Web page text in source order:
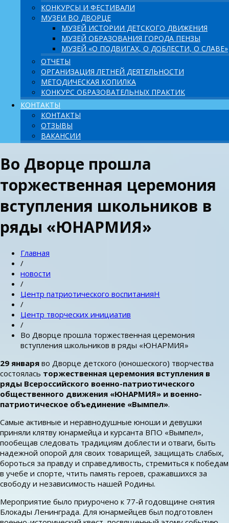
КОНКУРСЫ И ФЕСТИВАЛИ
МУЗЕИ ВО ДВОРЦЕ
МУЗЕЙ ИСТОРИИ ДЕТСКОГО ДВИЖЕНИЯ
МУЗЕЙ ОБРАЗОВАНИЯ ГОРОДА ПЕНЗЫ
МУЗЕЙ «О ПОДВИГАХ, О ДОБЛЕСТИ, О СЛАВЕ»
ОТЧЕТЫ
ОРГАНИЗАЦИЯ ЛЕТНЕЙ ДЕЯТЕЛЬНОСТИ
МЕТОДИЧЕСКАЯ КОПИЛКА
КОНКУРС ОБРАЗОВАТЕЛЬНЫХ ПРАКТИК
КОНТАКТЫ
КОНТАКТЫ
ОТЗЫВЫ
ВАКАНСИИ
Во Дворце прошла
торжественная церемония
вступления школьников в
ряды «ЮНАРМИЯ»
Главная
/
новости
/
Центр патриотического воспитанияН
/
Центр творческих инициатив
/
Во Дворце прошла торжественная церемония
вступления школьников в ряды «ЮНАРМИЯ»
29 января во Дворце детского (юношеского) творчества
состоялась торжественная церемония вступления в
ряды Всероссийского военно-патриотического
общественного движения «ЮНАРМИЯ» и военно-
патриотическое объединение «Вымпел».
Самые активные и неравнодушные юноши и девушки
приняли клятву юнармейца и курсанта ВПО «Вымпел»,
пообещав следовать традициям доблести и отваги, быть
надежной опорой для своих товарищей, защищать слабых,
бороться за правду и справедливость, стремиться к победам
в учебе и спорте, чтить память героев, сражавшихся за
свободу и независимость нашей Родины.
Мероприятие было приурочено к 77-й годовщине снятия
Блокады Ленинграда. Для юнармейцев был подготовлен